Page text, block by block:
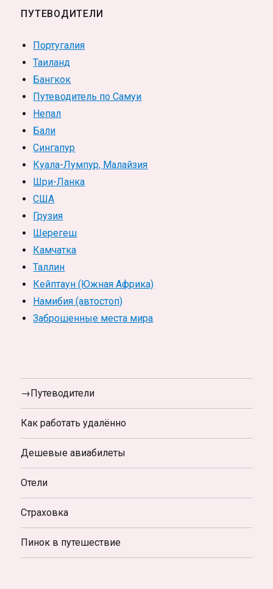
ПУТЕВОДИТЕЛИ
Португалия
Таиланд
Бангкок
Путеводитель по Самуи
Непал
Бали
Сингапур
Куала-Лумпур, Малайзия
Шри-Ланка
США
Грузия
Шерегеш
Камчатка
Таллин
Кейптаун (Южная Африка)
Намибия (автостоп)
Заброшенные места мира
→Путеводители
Как работать удалённо
Дешевые авиабилеты
Отели
Страховка
Пинок в путешествие